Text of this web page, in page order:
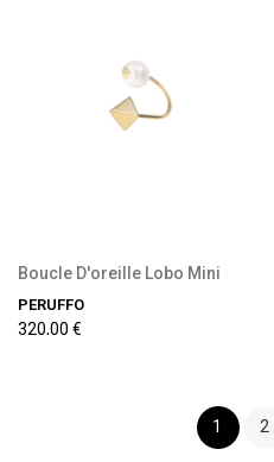
Boucle D'oreille Lobo Mini
PERUFFO
320,00 €
1 2